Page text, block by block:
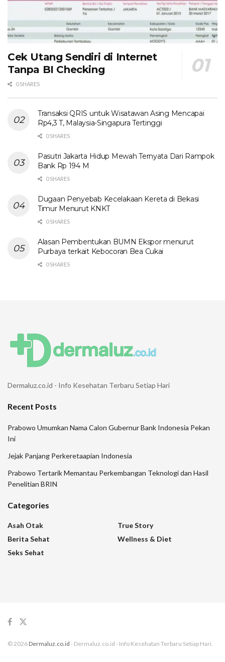
Cek Utang Sendiri di Internet
Tanpa BI Checking
0 SHARES
Transaksi QRIS untuk Wisatawan Asing Mencapai
Rp4,3 T, Malaysia-Singapura Tertinggi
0 SHARES
Pasutri Jakarta Hidup Mewah Ternyata Dari Rampok
Bank Rp 194 M
0 SHARES
Dugaan Penyebab Kecelakaan Kereta di Bekasi
Timur Menurut KNKT
0 SHARES
Alasan Pembentukan BUMN Ekspor menurut
Purbaya terkait Kebocoran Bea Cukai
0 SHARES
Dermaluz.co.id - Info Kesehatan Terbaru Setiap Hari
Recent Posts
Prabowo Umumkan Nama Calon Gubernur Bank Indonesia Pekan
Ini
Jejak Panjang Perkeretaapian Indonesia
Prabowo Tertarik Memantau Perkembangan Teknologi dan Hasil
Penelitian BRIN
Categories
Asah Otak
Berita Sehat
Seks Sehat
True Story
Wellness & Diet
© 2026 Dermaluz.co.id - Dermaluz.co.id - Info Kesehatan Terbaru Setiap Hari.